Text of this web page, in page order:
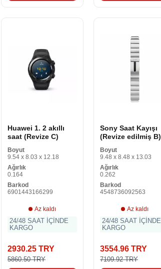
Huawei 1. 2 akıllı
saat (Revize C)
Boyut
9.54 x 8.03 x 12.18
Ağırlık
0.164
Barkod
6901443166299
Az kaldı
24/48 SAAT İÇİNDE
KARGO
2930.25 TRY
5860.50 TRY
Sony Saat Kayışı
(Revize edilmiş B)
Boyut
9.48 x 8.48 x 13.03
Ağırlık
0.262
Barkod
4548736092563
Az kaldı
24/48 SAAT İÇİNDE
KARGO
3554.96 TRY
7109.92 TRY